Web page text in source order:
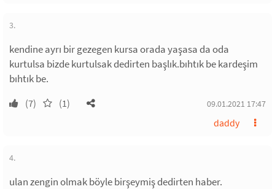
3.
kendine ayrı bir gezegen kursa orada yaşasa da oda
kurtulsa bizde kurtulsak dedirten başlık.bıhtık be kardeşim
bıhtık be.
(7) (1) 09.01.2021 17:47
daddy
4.
ulan zengin olmak böyle birşeymiş dedirten haber.